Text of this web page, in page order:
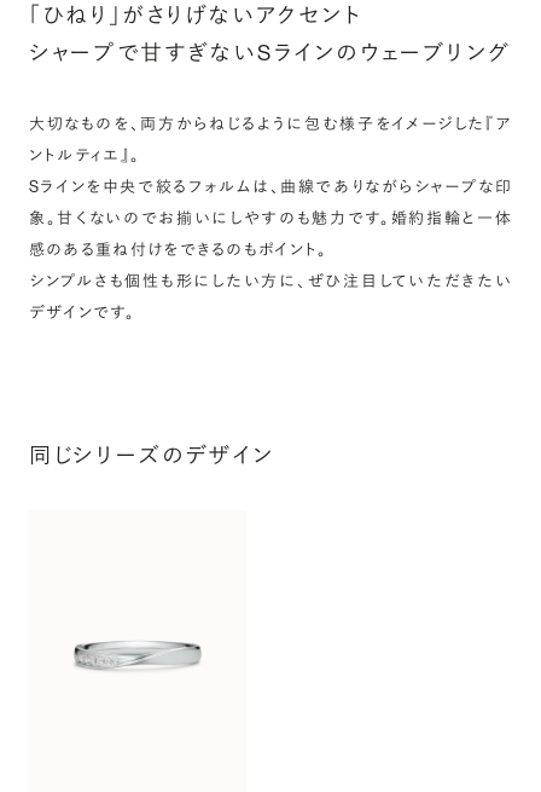
「ひねり」がさりげないアクセント
シャープで甘すぎないSラインのウェーブリング
大切なものを、両方からねじるように包む様子をイメージした『ア
ントルティエ』。
Sラインを中央で絞るフォルムは、曲線でありながらシャープな印
象。甘くないのでお揃いにしやすのも魅力です。婚約指輪と一体
感のある重ね付けをできるのもポイント。
シンプルさも個性も形にしたい方に、ぜひ注目していただきたい
デザインです。
同じシリーズのデザイン